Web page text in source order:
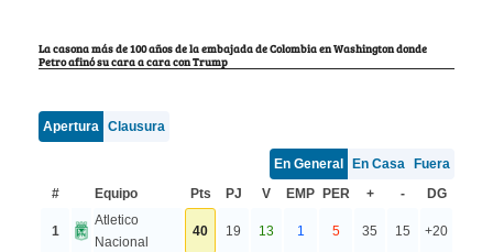
La casona más de 100 años de la embajada de Colombia en Washington donde
Petro afinó su cara a cara con Trump
Apertura Clausura
En General En Casa
Fuera
#
Equipo Pts PJ V EMP PER + - DG
1
Atletico
Nacional
40 19 13 1 5 35 15 +20